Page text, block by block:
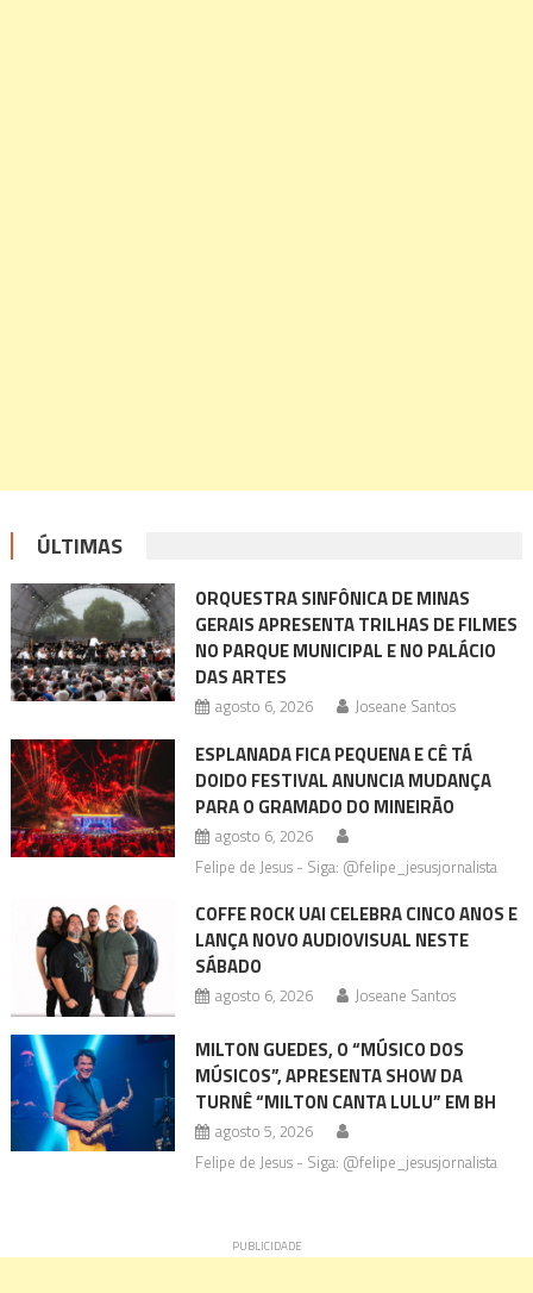
ÚLTIMAS
ORQUESTRA SINFÔNICA DE MINAS
GERAIS APRESENTA TRILHAS DE FILMES
NO PARQUE MUNICIPAL E NO PALÁCIO
DAS ARTES
agosto 6, 2026 Joseane Santos
ESPLANADA FICA PEQUENA E CÊ TÁ
DOIDO FESTIVAL ANUNCIA MUDANÇA
PARA O GRAMADO DO MINEIRÃO
agosto 6, 2026
Felipe de Jesus - Siga: @felipe_jesusjornalista
COFFE ROCK UAI CELEBRA CINCO ANOS E
LANÇA NOVO AUDIOVISUAL NESTE
SÁBADO
agosto 6, 2026 Joseane Santos
MILTON GUEDES, O “MÚSICO DOS
MÚSICOS”, APRESENTA SHOW DA
TURNÊ “MILTON CANTA LULU” EM BH
agosto 5, 2026
Felipe de Jesus - Siga: @felipe_jesusjornalista